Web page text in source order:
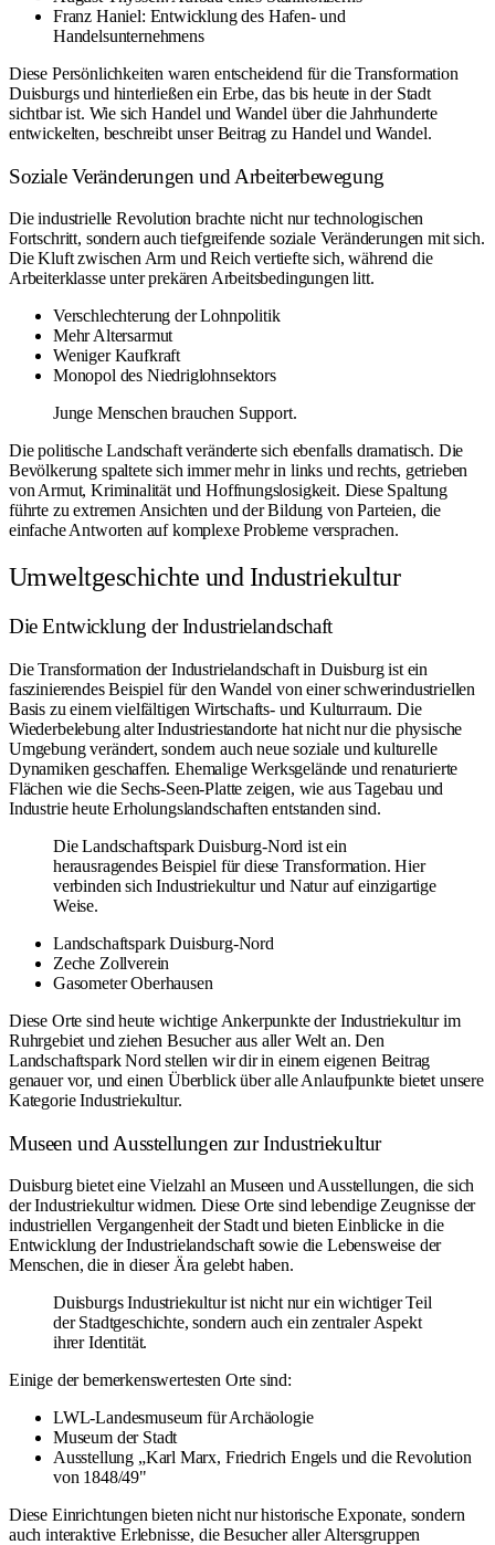
Franz Haniel: Entwicklung des Hafen- und
Handelsunternehmens
Diese Persönlichkeiten waren entscheidend für die Transformation
Duisburgs und hinterließen ein Erbe, das bis heute in der Stadt
sichtbar ist. Wie sich Handel und Wandel über die Jahrhunderte
entwickelten, beschreibt unser Beitrag zu Handel und Wandel.
Soziale Veränderungen und Arbeiterbewegung
Die industrielle Revolution brachte nicht nur technologischen
Fortschritt, sondern auch tiefgreifende soziale Veränderungen mit sich.
Die Kluft zwischen Arm und Reich vertiefte sich, während die
Arbeiterklasse unter prekären Arbeitsbedingungen litt.
Verschlechterung der Lohnpolitik
Mehr Altersarmut
Weniger Kaufkraft
Monopol des Niedriglohnsektors
Junge Menschen brauchen Support.
Die politische Landschaft veränderte sich ebenfalls dramatisch. Die
Bevölkerung spaltete sich immer mehr in links und rechts, getrieben
von Armut, Kriminalität und Hoffnungslosigkeit. Diese Spaltung
führte zu extremen Ansichten und der Bildung von Parteien, die
einfache Antworten auf komplexe Probleme versprachen.
Umweltgeschichte und Industriekultur
Die Entwicklung der Industrielandschaft
Die Transformation der Industrielandschaft in Duisburg ist ein
faszinierendes Beispiel für den Wandel von einer schwerindustriellen
Basis zu einem vielfältigen Wirtschafts- und Kulturraum. Die
Wiederbelebung alter Industriestandorte hat nicht nur die physische
Umgebung verändert, sondern auch neue soziale und kulturelle
Dynamiken geschaffen. Ehemalige Werksgelände und renaturierte
Flächen wie die Sechs-Seen-Platte zeigen, wie aus Tagebau und
Industrie heute Erholungslandschaften entstanden sind.
Die Landschaftspark Duisburg-Nord ist ein
herausragendes Beispiel für diese Transformation. Hier
verbinden sich Industriekultur und Natur auf einzigartige
Weise.
Landschaftspark Duisburg-Nord
Zeche Zollverein
Gasometer Oberhausen
Diese Orte sind heute wichtige Ankerpunkte der Industriekultur im
Ruhrgebiet und ziehen Besucher aus aller Welt an. Den
Landschaftspark Nord stellen wir dir in einem eigenen Beitrag
genauer vor, und einen Überblick über alle Anlaufpunkte bietet unsere
KategorieIndustriekultur.
Museen und Ausstellungen zur Industriekultur
Duisburg bietet eine Vielzahl an Museen und Ausstellungen, die sich
der Industriekultur widmen. Diese Orte sind lebendige Zeugnisse der
industriellen Vergangenheit der Stadt und bieten Einblicke in die
Entwicklung der Industrielandschaft sowie die Lebensweise der
Menschen, die in dieser Ära gelebt haben.
Duisburgs Industriekultur ist nicht nur ein wichtiger Teil
der Stadtgeschichte, sondern auch ein zentraler Aspekt
ihrer Identität.
Einige der bemerkenswertesten Orte sind:
LWL-Landesmuseum für Archäologie
Museum der Stadt
Ausstellung „Karl Marx, Friedrich Engels und die Revolution
von 1848/49"
Diese Einrichtungen bieten nicht nur historische Exponate, sondern
auch interaktive Erlebnisse, die Besucher aller Altersgruppen